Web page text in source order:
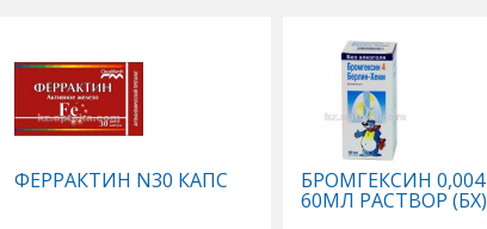
ФЕРРАКТИН N30 КАПС БРОМГЕКСИН 0,004
60МЛ РАСТВОР (БХ)